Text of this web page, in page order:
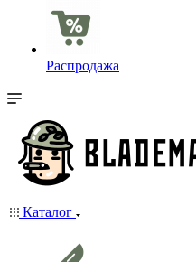
Распродажа
Каталог